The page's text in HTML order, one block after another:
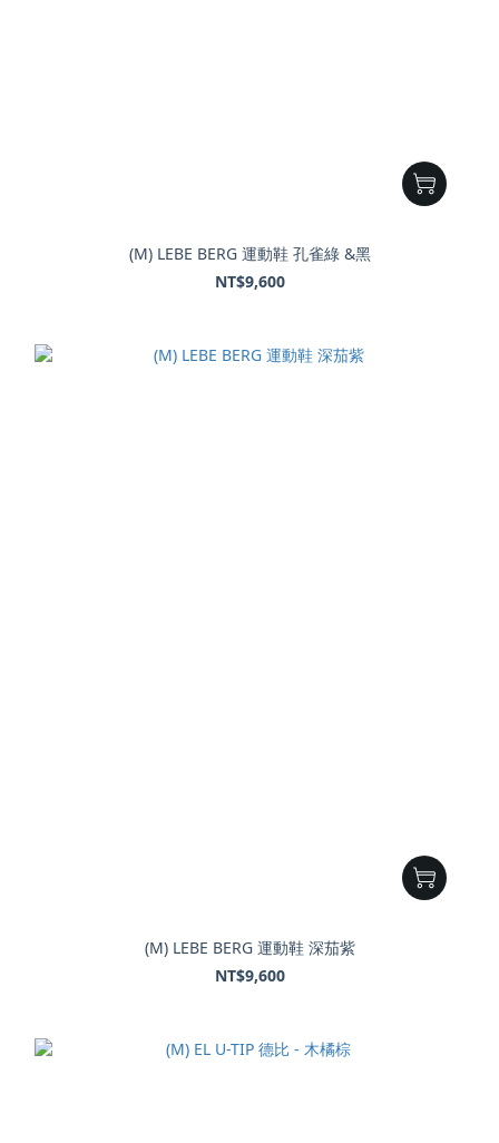
(M) LEBE BERG 運動鞋 孔雀綠 &黑
NT$9,600
(M) LEBE BERG 運動鞋 深茄紫
NT$9,600